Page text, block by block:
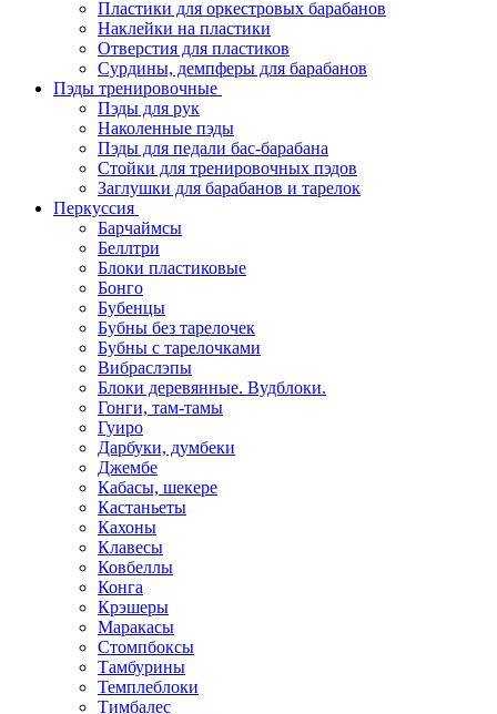
Пластики для оркестровых барабанов
Наклейки на пластики
Отверстия для пластиков
Сурдины, демпферы для барабанов
Пэды тренировочные
Пэды для рук
Наколенные пэды
Пэды для педали бас-барабана
Стойки для тренировочных пэдов
Заглушки для барабанов и тарелок
Перкуссия
Барчаймсы
Беллтри
Блоки пластиковые
Бонго
Бубенцы
Бубны без тарелочек
Бубны с тарелочками
Вибраслэпы
Блоки деревянные. Вудблоки.
Гонги, там-тамы
Гуиро
Дарбуки, думбеки
Джембе
Кабасы, шекере
Кастаньеты
Кахоны
Клавесы
Ковбеллы
Конга
Крэшеры
Маракасы
Стомпбоксы
Тамбурины
Темплеблоки
Тимбалес